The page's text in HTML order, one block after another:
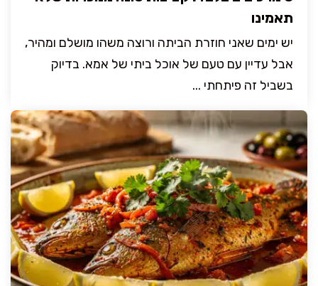
תאמינו
יש ימים שאני חוזרת הביתה ורוצה משהו מושלם ומהיר,
אבל עדיין עם טעם של אוכל ביתי של אמא. בדיוק
בשביל זה פיתחתי ...